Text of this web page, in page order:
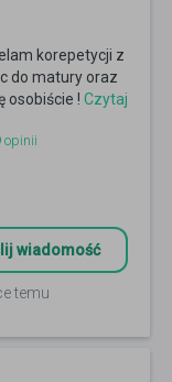
korepetycji z
do matury oraz
osobiście ! Czytaj
opinii
wiadomość
temu